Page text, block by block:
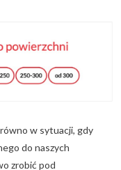
w sytuacji, gdy
do naszych
zrobić pod